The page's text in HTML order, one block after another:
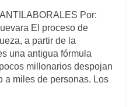
Por:
El proceso de
a partir de la
una antigua fórmula
millonarios despojan
a miles de personas. Los